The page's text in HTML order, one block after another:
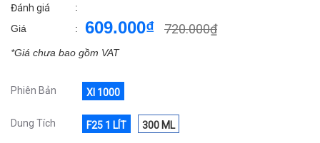
Đánh giá
:
Giá
: 609.000₫ 720.000₫
*Giá chưa bao gồm VAT
Phiên Bản XI 1000
Dung Tích F25 1 LÍT 300 ML